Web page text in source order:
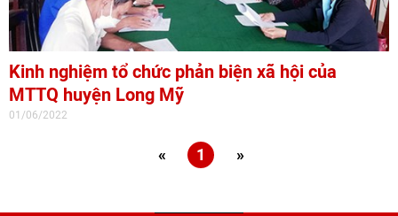
Kinh nghiệm tổ chức phản biện xã hội của
MTTQ huyện Long Mỹ
01/06/2022
« 1 »